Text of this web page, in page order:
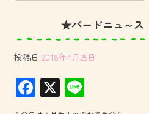
★バードニュ～ス
投稿日 2018年4月25日
F
ac
X
ne